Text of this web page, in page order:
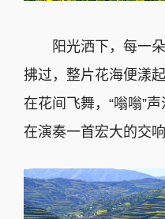
阳光洒下，每一朵
拂过，整片花海便漾
在花间飞舞，“嗡嗡”
在演奏一首宏大的交响